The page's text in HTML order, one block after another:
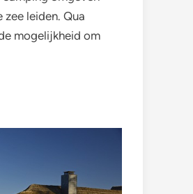
leiden. Qua
mogelijkheid om